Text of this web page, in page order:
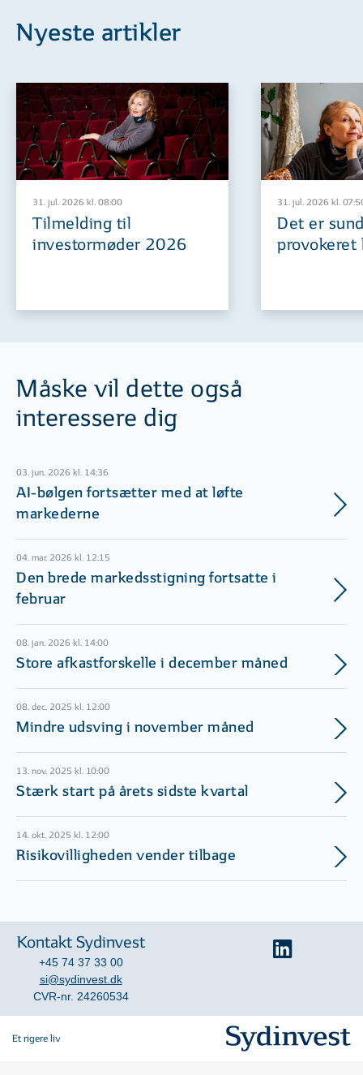
Nyeste artikler
31. jul. 2026 kl. 08:00
Tilmelding til
investormøder 2026
31. jul. 2026 kl.
Det er
provokeret
Måske vil dette også
interessere dig
03. jun. 2026 kl. 14:36
AI-bølgen fortsætter med at løfte
markederne
04. mar. 2026 kl. 12:15
Den brede markedsstigning fortsatte i
februar
08. jan. 2026 kl. 14:00
Store afkastforskelle i december måned
08. dec. 2025 kl. 12:00
Mindre udsving i november måned
13. nov. 2025 kl. 10:00
Stærk start på årets sidste kvartal
14. okt. 2025 kl. 12:00
Risikovilligheden vender tilbage
Kontakt Sydinvest
+45 74 37 33 00
si@sydinvest.dk
CVR-nr. 24260534
Et rigere liv